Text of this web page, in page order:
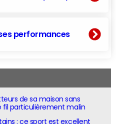
performances
de sa maison sans
fil particulièrement malin
: ce sport est excellent